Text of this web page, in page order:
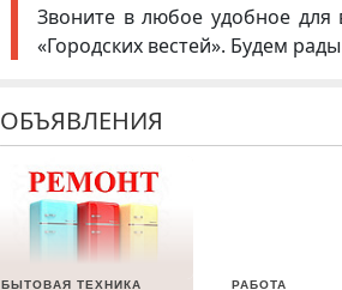
Звоните в любое удобное
«Городских вестей». Будем
ОБЪЯВЛЕНИЯ
БЫТОВАЯ ТЕХНИКА РАБОТА